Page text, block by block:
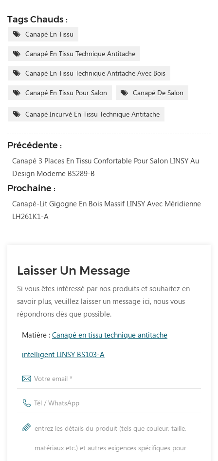
Tags Chauds :
Canapé En Tissu
Canapé En Tissu Technique Antitache
Canapé En Tissu Technique Antitache Avec Bois
Canapé En Tissu Pour Salon Canapé De Salon
Canapé Incurvé En Tissu Technique Antitache
Précédente :
Canapé 3 Places En Tissu Confortable Pour Salon LINSY Au
Design Moderne BS289-B
Prochaine :
Canapé-Lit Gigogne En Bois Massif LINSY Avec Méridienne
LH261K1-A
Laisser Un Message
Si vous êtes intéressé par nos produits et souhaitez en
savoir plus, veuillez laisser un message ici, nous vous
répondrons dès que possible.
Matière : Canapé en tissu technique antitache
intelligent LINSY BS103-A